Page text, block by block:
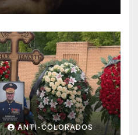
ANTI-COLORADOS